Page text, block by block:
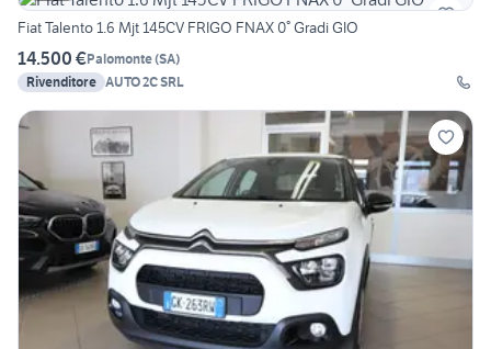
Fiat Talento 1.6 Mjt 145CV FRIGO FNAX 0° Gradi GIO
14.500 €Palomonte(SA)
Rivenditore AUTO 2C SRL